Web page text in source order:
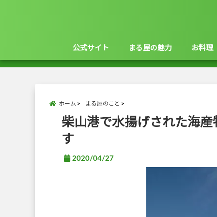
公式サイト まる屋の魅力 お料理
ホーム まる屋のこと
柴山港で水揚げされた海
す
2020/04/27